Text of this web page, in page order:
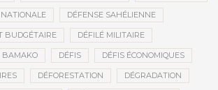
DÉFENSE SAHÉLIENNE
BUDGÉTAIRE DÉFILÉ MILITAIRE
BAMAKO DÉFIS DÉFIS ÉCONOMIQUES
DÉFORESTATION DÉGRADATION